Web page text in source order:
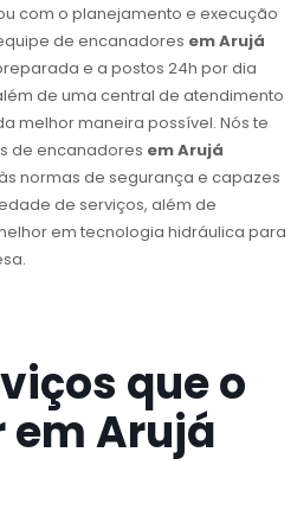
com o planejamento e execução
de encanadores em Arujá
e a postos 24h por dia
de uma central de atendimento
melhor maneira possível. Nós te
de encanadores em Arujá
normas de segurança e capazes
de serviços, além de
em tecnologia hidráulica para
que o
em Arujá